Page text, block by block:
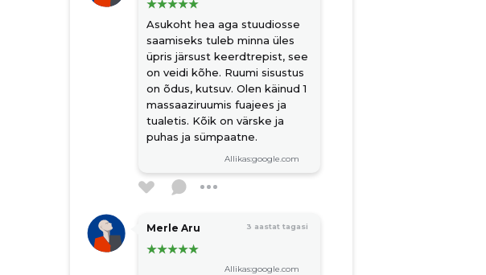
Asukoht hea aga stuudiosse
saamiseks tuleb minna üles
üpris järsust keerdtrepist, see
on veidi kõhe. Ruumi sisustus
on õdus, kutsuv. Olen käinud 1
massaaziruumis fuajees ja
tualetis. Kõik on värske ja
puhas ja sümpaatne.
Allikas:google.com
Merle Aru 3 aastat tagasi
Allikas:google.com